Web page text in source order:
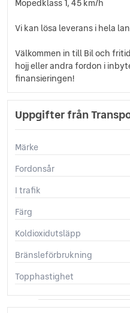
Mopedklass 1, 45 km/h
Vi kan lösa leverans i hela
Välkommen in till Bil och
hojj eller andra fordon i
finansieringen!
Uppgifter från
Märke
Fordonsår
I trafik
Färg
Koldioxidutsläpp
Bränsleförbrukning
Topphastighet